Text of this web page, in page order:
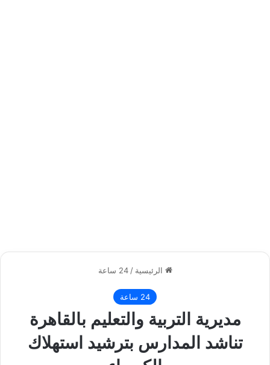
الرئيسية / 24 ساعة
24 ساعة
مديرية التربية والتعليم بالقاهرة
تناشد المدارس بترشيد استهلاك